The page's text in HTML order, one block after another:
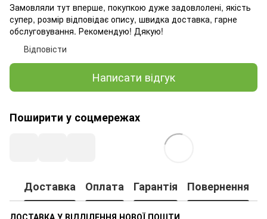
Замовляли тут вперше, покупкою дуже задовлолені, якість
супер, розмір відповідає опису, швидка доставка, гарне
обслуговування. Рекомендую! Дякую!
Відповісти
Написати відгук
Поширити у соцмережах
Доставка Оплата Гарантія Повернення
ДОСТАВКА У ВІДДІЛЕННЯ НОВОЇ ПОШТИ